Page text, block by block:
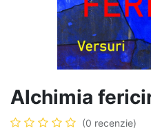
Alchimia
(0 recenzie)